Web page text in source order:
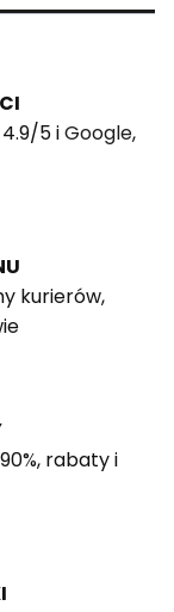
5 iGoogle,
kurierów,
rabaty i